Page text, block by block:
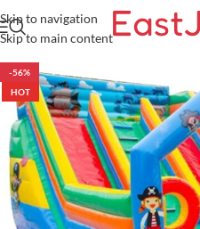
Skip to navigation
Skip to main content
-56%
HOT